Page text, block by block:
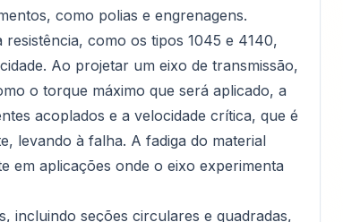
como polias e engrenagens.
como os tipos 1045 e 4140,
Ao projetar um eixo de transmissão,
o torque máximo que será aplicado, a
acoplados e a velocidade crítica, que é
levando à falha. A fadiga do material
em aplicações onde o eixo experimenta
incluindo seções circulares e quadradas,